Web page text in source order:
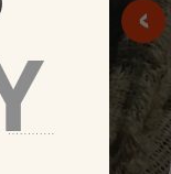
خلال
نحن
وعلى مرّ
مزجها
>